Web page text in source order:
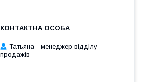
Татьяна - менеджер відділу
продажів